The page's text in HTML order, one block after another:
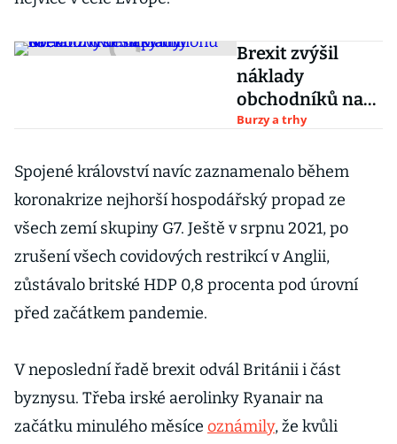
Brexit zvýšil
náklady
obchodníků na
platby kartami o
liber
Burzy a trhy
Spojené království navíc zaznamenalo během
koronakrize nejhorší hospodářský propad ze
všech zemí skupiny G7. Ještě v srpnu 2021, po
zrušení všech covidových restrikcí v Anglii,
zůstávalo britské HDP 0,8 procenta pod úrovní
před začátkem pandemie.
V neposlední řadě brexit odvál Británii i část
byznysu. Třeba irské aerolinky Ryanair na
začátku minulého měsíce oznámily, že kvůli